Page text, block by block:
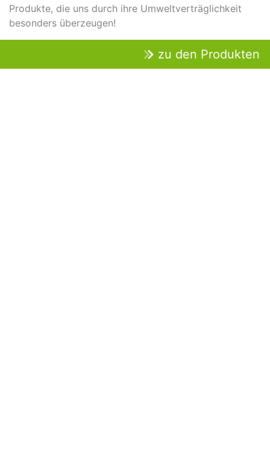
Produkte, die uns durch ihre Umweltverträglichkeit
besonders überzeugen!
zu den Produkten